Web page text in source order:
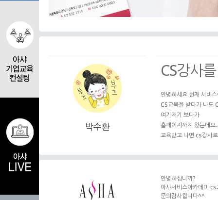
박수환
CS강사
안녕하세요 현재 서비
CS교육을 받다가 나도
여기저기 보다가
홈페이지까지 왔는데요..
교육받고 나면 cs강사
안녕하십니까?
아샤서비스아카데미
문의감사합니다^^